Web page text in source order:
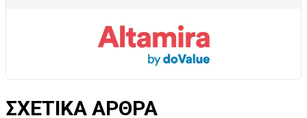
ΣΧΕΤΙΚΑ ΑΡΘΡΑ